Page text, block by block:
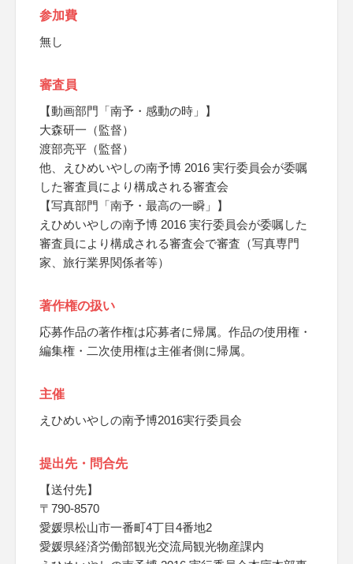
参加費
無し
審査員
【動画部門「南予・感動の時」】
大森研一（監督）
渡部亮平（監督）
他、えひめいやしの南予博 2016 実行委員会が委嘱
した審査員により構成される審査会
【写真部門「南予・最高の一瞬」】
えひめいやしの南予博 2016 実行委員会が委嘱した
審査員により構成される審査会で審査（写真専門
家、旅行業界関係者等）
著作権の扱い
応募作品の著作権は応募者に帰属。作品の使用権・
編集権・二次使用権は主催者側に帰属。
主催
えひめいやしの南予博2016実行委員会
提出先・問合先
【送付先】
〒790-8570
愛媛県松山市一番町4丁目4番地2
愛媛県経済労働部観光交流局観光物産課内